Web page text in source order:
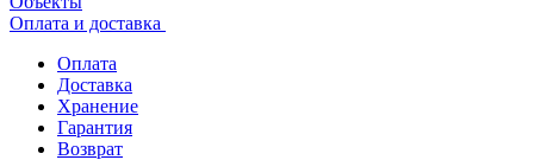
Оплата и доставка
Оплата
Доставка
Хранение
Гарантия
Возврат